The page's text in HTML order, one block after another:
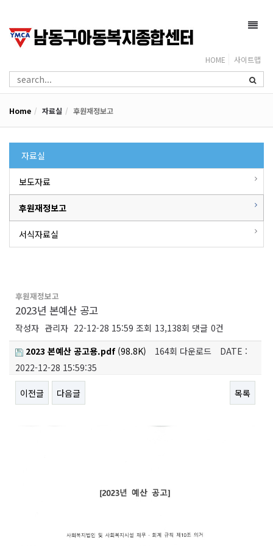
HOME 사이트맵
Home 자료실 후원재정보고
자료실
보도자료
후원재정보고
서식자료실
후원재정보고
2023년 본예산 공고
작성자 관리자 22-12-28 15:59 조회 13,138회 댓글 0건
2023 본예산 공고용.pdf (98.8K) 164회 다운로드
DATE :
2022-12-28 15:59:35
이전글 다음글 목록